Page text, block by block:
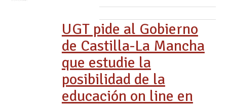
UGT pide al Gobierno
de Castilla-La Mancha
que estudie la
posibilidad de la
educación on line en